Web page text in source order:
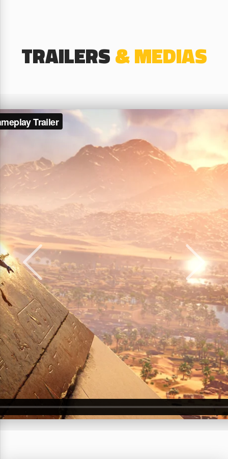
TRAILERS& MEDIAS